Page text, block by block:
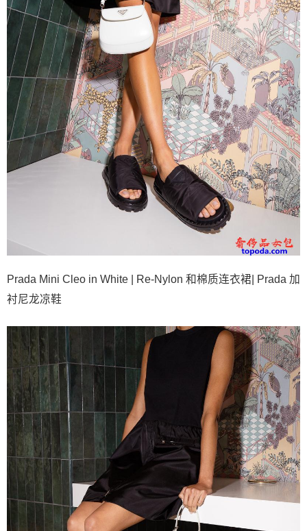
Prada Mini Cleo in White | Re-Nylon 和棉质连衣裙| Prada 加
衬尼龙凉鞋